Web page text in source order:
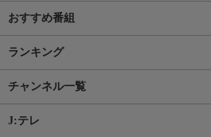
おすすめ番組
ランキング
チャンネル一覧
J:テレ